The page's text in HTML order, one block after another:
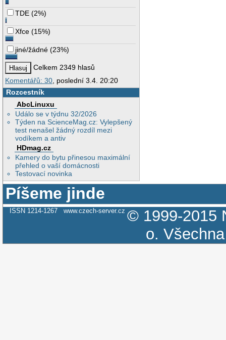
TDE (2%)
Xfce (15%)
jiné/žádné (23%)
Celkem 2349 hlasů
Komentářů: 30 , poslední 3.4. 20:20
Rozcestník
AbcLinuxu
Událo se v týdnu 32/2026
Týden na ScienceMag.cz: Vylepšený
test nenašel žádný rozdíl mezi
vodíkem a antiv
HDmag.cz
Kamery do bytu přinesou maximální
přehled o vaší domácnosti
Testovací novinka
Píšeme jinde
ISSN 1214-1267 www.czech-server.cz © 1999-2015
o.